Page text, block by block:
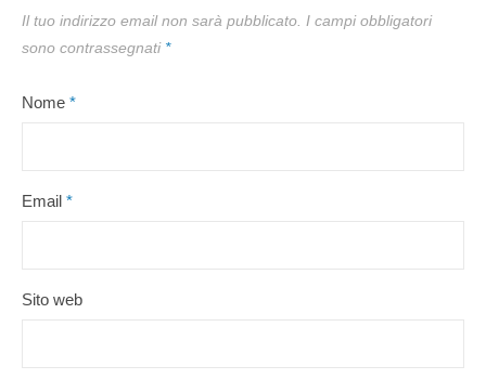
Il tuo indirizzo email non sarà pubblicato. I campi obbligatori
sono contrassegnati *
Nome *
Email *
Sito web